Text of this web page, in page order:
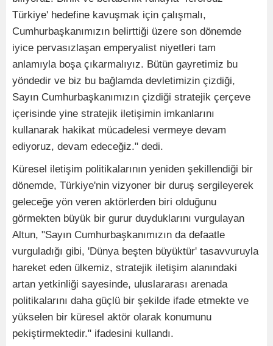
Türkiye' hedefine kavuşmak için çalışmalı,
Cumhurbaşkanımızın belirttiği üzere son dönemde
iyice pervasızlaşan emperyalist niyetleri tam
anlamıyla boşa çıkarmalıyız. Bütün gayretimiz bu
yöndedir ve biz bu bağlamda devletimizin çizdiği,
Sayın Cumhurbaşkanımızın çizdiği stratejik çerçeve
içerisinde yine stratejik iletişimin imkanlarını
kullanarak hakikat mücadelesi vermeye devam
ediyoruz, devam edeceğiz." dedi.
Küresel iletişim politikalarının yeniden şekillendiği bir
dönemde, Türkiye'nin vizyoner bir duruş sergileyerek
geleceğe yön veren aktörlerden biri olduğunu
görmekten büyük bir gurur duyduklarını vurgulayan
Altun, "Sayın Cumhurbaşkanımızın da defaatle
vurguladığı gibi, 'Dünya beşten büyüktür' tasavvuruyla
hareket eden ülkemiz, stratejik iletişim alanındaki
artan yetkinliği sayesinde, uluslararası arenada
politikalarını daha güçlü bir şekilde ifade etmekte ve
yükselen bir küresel aktör olarak konumunu
pekiştirmektedir." ifadesini kullandı.